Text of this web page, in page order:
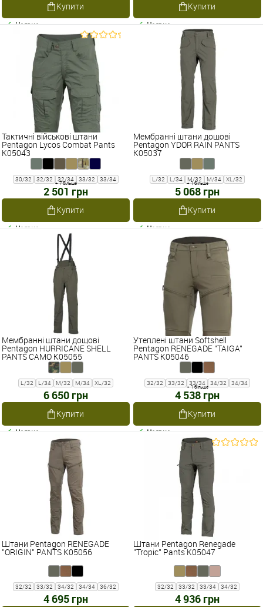
Купити
Наявне
Купити
Наявне
Тактичні військові штани
Pentagon Lycos Combat Pants
K05043
30/32 32/32 32/34 33/32 33/34
+ 7 більше
2 501 грн
Купити
Наявне
Мембранні штани дощові
Pentagon YDOR RAIN PANTS
K05037
L/32 L/34 M/32 M/34 XL/32
+ 1 більше
5 068 грн
Купити
Наявне
Мембранні штани дощові
Pentagon HURRICANE SHELL
PANTS CAMO K05055
L/32 L/34 M/32 M/34 XL/32
6 650 грн
Купити
Наявне
Утеплені штани Softshell
Pentagon RENEGADE ''TAIGA''
PANTS K05046
32/32 33/32 33/34 34/32 34/34
+ 1 більше
4 538 грн
Купити
Наявне
Штани Pentagon RENEGADE
''ORIGIN'' PANTS K05056
32/32 33/32 34/32 34/34 36/32
4 695 грн
Штани Pentagon Renegade
''Tropic'' Pants K05047
32/32 33/32 33/34 34/32
4 936 грн